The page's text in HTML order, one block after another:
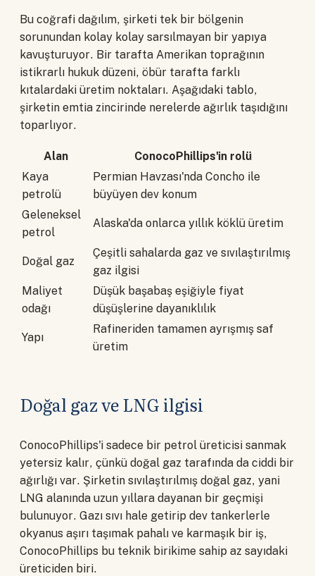
Bu coğrafi dağılım, şirketi tek bir bölgenin
sorunundan kolay kolay sarsılmayan bir yapıya
kavuşturuyor. Bir tarafta Amerikan toprağının
istikrarlı hukuk düzeni, öbür tarafta farklı
kıtalardaki üretim noktaları. Aşağıdaki tablo,
şirketin emtia zincirinde nerelerde ağırlık taşıdığını
toparlıyor.
Alan
ConocoPhillips'in rolü
Kaya
petrolü
Permian Havzası'nda Concho ile
büyüyen dev konum
Geleneksel
petrol
Alaska'da onlarca yıllık köklü üretim
Doğal gaz
Çeşitli sahalarda gaz ve sıvılaştırılmış
gaz ilgisi
Maliyet
odağı
Düşük başabaş eşiğiyle fiyat
düşüşlerine dayanıklılık
Yapı
Rafineriden tamamen ayrışmış saf
üretim
Doğal gaz ve LNG ilgisi
ConocoPhillips'i sadece bir petrol üreticisi sanmak
yetersiz kalır, çünkü doğal gaz tarafında da ciddi bir
ağırlığı var. Şirketin sıvılaştırılmış doğal gaz, yani
LNG alanında uzun yıllara dayanan bir geçmişi
bulunuyor. Gazı sıvı hale getirip dev tankerlerle
okyanus aşırı taşımak pahalı ve karmaşık bir iş,
ConocoPhillips bu teknik birikime sahip az sayıdaki
üreticiden biri.